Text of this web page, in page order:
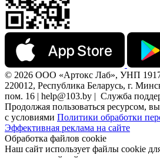
© 2026 ООО «Артокс Лаб», УНП
220012, Республика Беларусь, г.
пом. 16 | help@103.by | Служба
Продолжая пользоваться ресурсом,
с условиями Политики обработки
Эффективная реклама на сайте
Обработка файлов cookie
Наш сайт использует файлы cookie